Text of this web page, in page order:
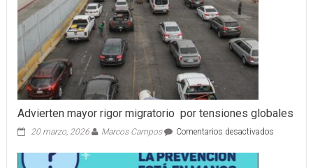
de
las
mujeres
Advierten mayor rigor migratorio por tensiones globales
20 marzo, 2026 Marcos Campos Comentarios desactivadosen